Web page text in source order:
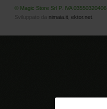
© Magic Store Srl P. IVA 03550320406
Sviluppato da nimaia.it ektor.net